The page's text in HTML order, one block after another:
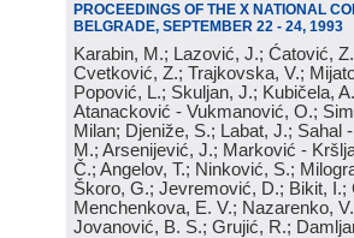
PROCEEDINGS OF THE X NATIONAL
BELGRADE, SEPTEMBER 22 - 24, 1993
Karabin, M.; Lazović, J.; Ćatović,
Cvetković, Z.; Trajkovska, V.;
Popović, L.; Skuljan, J.; Kubičela,
Atanacković - Vukmanović, O.;
Milan; Djeniže, S.; Labat, J.; Sahal
M.; Arsenijević, J.; Marković -
Č.; Angelov, T.; Ninković, S.;
Škoro, G.; Jevremović, D.; Bikit, I.;
Menchenkova, E. V.; Nazarenko,
Jovanović, B. S.; Grujić, R.;